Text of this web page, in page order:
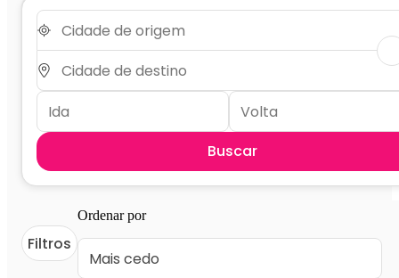
Buscar
Filtros
Ordenar por